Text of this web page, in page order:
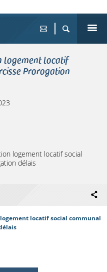
logement locatif
Prorogation
logement locatif social
délais
logement locatif social communal